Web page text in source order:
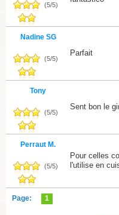
(5/5)
Nadine SG
(5/5)
Parfait
Tony
(5/5)
Sent bon le
Perraut M.
(5/5)
Pour celles
l'utilise en
Page: 1